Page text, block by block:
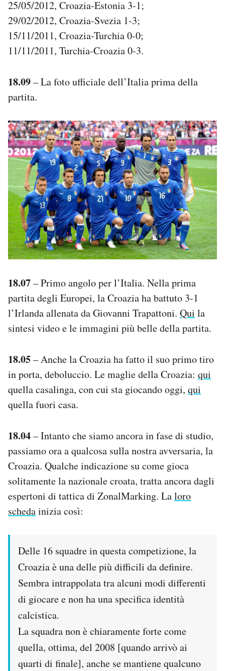
25/05/2012, Croazia-Estonia 3-1;
29/02/2012, Croazia-Svezia 1-3;
15/11/2011, Croazia-Turchia 0-0;
11/11/2011, Turchia-Croazia 0-3.
18.09– La foto ufficiale dell’Italia prima della
partita.
18.07– Primo angolo per l’Italia. Nella prima
partita degli Europei, la Croazia ha battuto 3-1
l’Irlanda allenata da Giovanni Trapattoni. Qui la
sintesi video e le immagini più belle della partita.
18.05– Anche la Croazia ha fatto il suo primo tiro
in porta, deboluccio. Le maglie della Croazia: qui
quella casalinga, con cui sta giocando oggi, qui
quella fuori casa.
18.04– Intanto che siamo ancora in fase di studio,
passiamo ora a qualcosa sulla nostra avversaria, la
Croazia. Qualche indicazione su come gioca
solitamente la nazionale croata, tratta ancora dagli
espertoni di tattica di ZonalMarking. Laloro
schedainizia così:
Delle 16 squadre in questa competizione, la
Croazia è una delle più difficili da definire.
Sembra intrappolata tra alcuni modi differenti
di giocare e non ha una specifica identità
calcistica.
La squadra non è chiaramente forte come
quella, ottima, del 2008 [quando arrivò ai
quarti di finale], anche se mantiene qualcuno